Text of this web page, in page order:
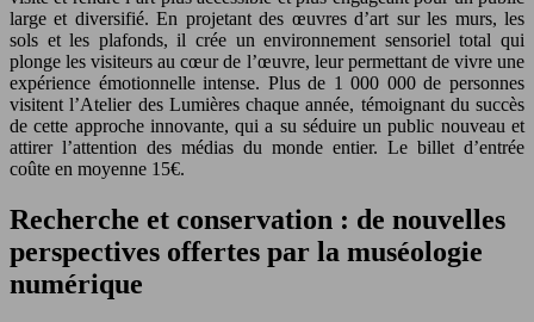
large et diversifié. En projetant des œuvres d’art sur les murs, les
sols et les plafonds, il crée un environnement sensoriel total qui
plonge les visiteurs au cœur de l’œuvre, leur permettant de vivre une
expérience émotionnelle intense. Plus de 1 000 000 de personnes
visitent l’Atelier des Lumières chaque année, témoignant du succès
de cette approche innovante, qui a su séduire un public nouveau et
attirer l’attention des médias du monde entier. Le billet d’entrée
coûte en moyenne 15€.
Recherche et conservation : de nouvelles
perspectives offertes par la muséologie
numérique